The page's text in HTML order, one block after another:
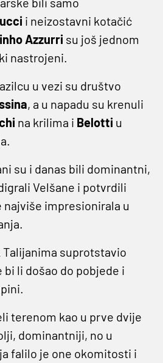
i neizostavni kotačić
Azzurri su još jednom
nastrojeni.
u vezi su društvo
, a u napadu su krenuli
na krilima i Belotti u
su i danas bili dominantni,
Velšane i potvrdili
najviše impresionirala u
Talijanima suprotstavio
bi li došao do pobjede i
terenom kao u prve dvije
dominantniji, no u
falilo je one okomitosti i